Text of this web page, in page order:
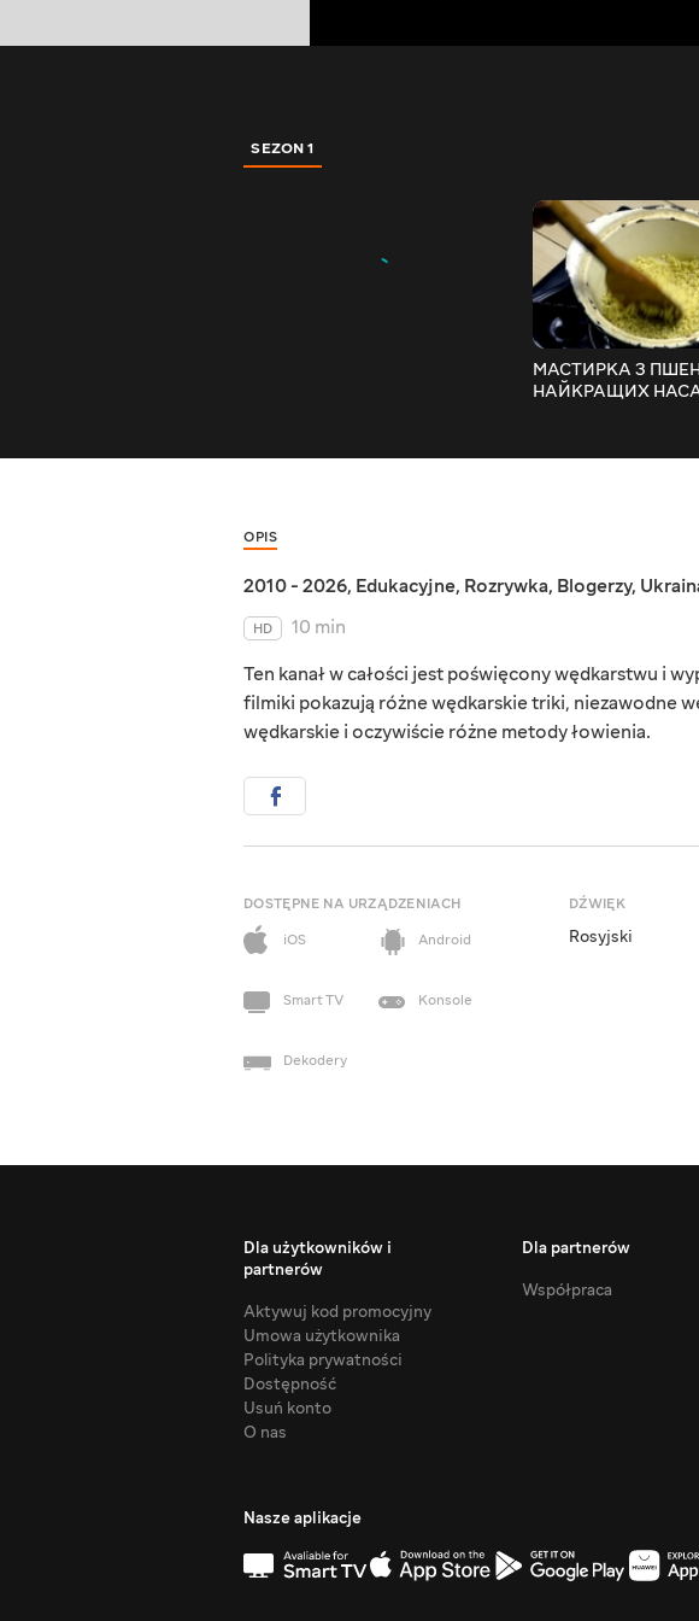
SEZON 1
МАСТИРКА З
НАЙКРАЩИХ
OPIS
2010 - 2026, Edukacyjne, Rozrywka, Blogerzy,
HD
10 min
Ten kanał w całości jest poświęcony wędkarstwu i
filmiki pokazują różne wędkarskie triki, niezawodne
wędkarskie i oczywiście różne metody łowienia.
DOSTĘPNE NA URZĄDZENIACH
iOS
Android
Smart TV Konsole
Dekodery
DŹWIĘK
Rosyjski
Dla użytkowników i
partnerów
Aktywuj kod promocyjny
Umowa użytkownika
Polityka prywatności
Dostępność
Usuń konto
O nas
Dla partnerów
Współpraca
Nasze aplikacje